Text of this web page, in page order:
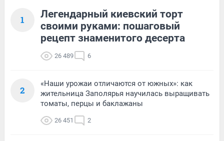
1
Легендарный киевский торт
своими руками: пошаговый
рецепт знаменитого десерта
26 489 6
2
«Наши урожаи отличаются от южных»: как
жительница Заполярья научилась выращивать
томаты, перцы и баклажаны
26 451 2